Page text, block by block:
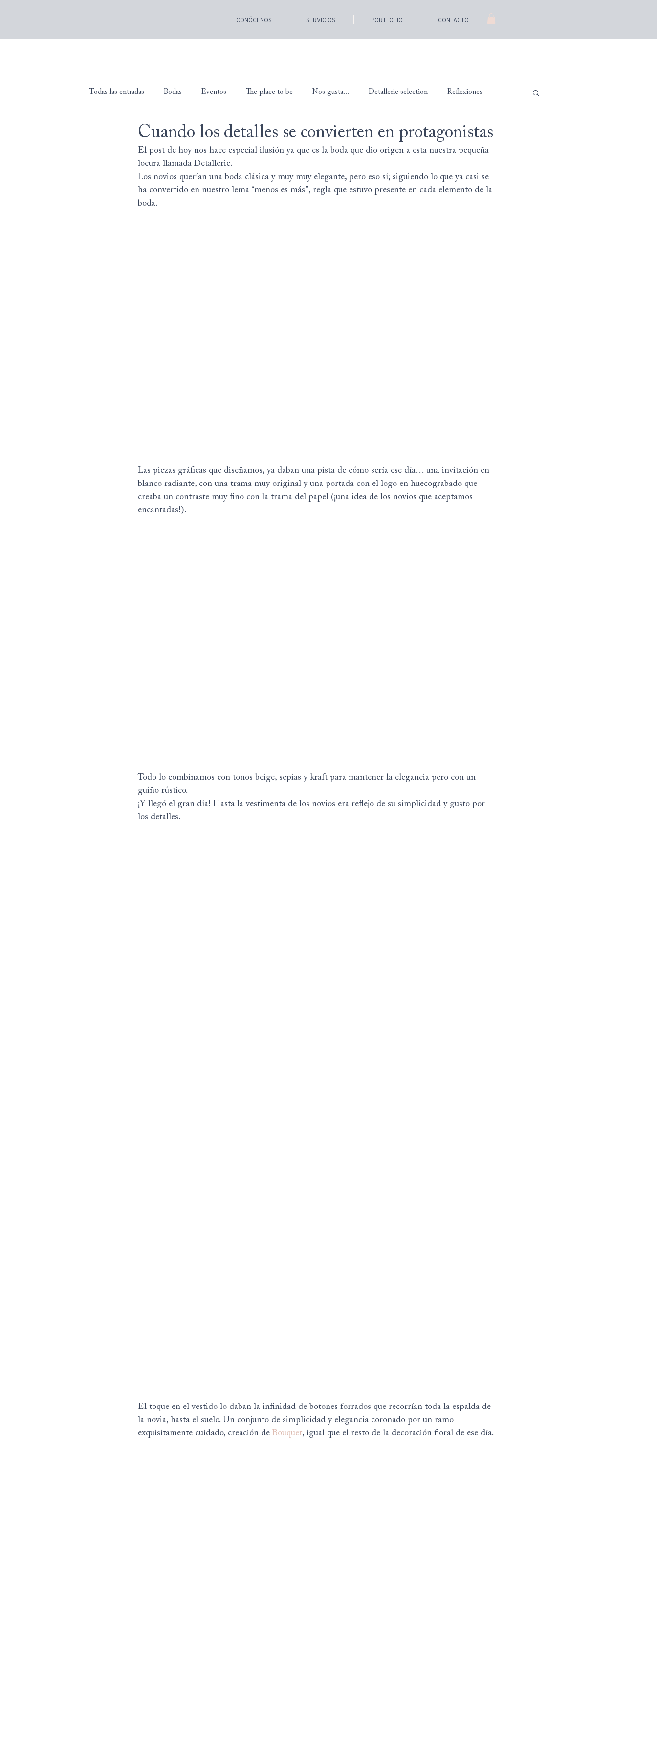
CONÓCENOS SERVICIOS PORTFOLIO CONTACTO
Todas las entradas Bodas Eventos The place to be Nos gusta... Detallerie selection Reflexiones
Cuando los detalles se convierten en protagonistas
El post de hoy nos hace especial ilusión ya que es la boda que dio origen a esta nuestra pequeña
locura llamada Detallerie.
Los novios querían una boda clásica y muy muy elegante, pero eso sí; siguiendo lo que ya casi se
ha convertido en nuestro lema “menos es más”, regla que estuvo presente en cada elemento de la
boda.
Las piezas gráficas que diseñamos, ya daban una pista de cómo sería ese día… una invitación en
blanco radiante, con una trama muy original y una portada con el logo en huecograbado que
creaba un contraste muy fino con la trama del papel (¡una idea de los novios que aceptamos
encantadas!).
Todo lo combinamos con tonos beige, sepias y kraft para mantener la elegancia pero con un
guiño rústico.
¡Y llegó el gran día! Hasta la vestimenta de los novios era reflejo de su simplicidad y gusto por
los detalles.
El toque en el vestido lo daban la infinidad de botones forrados que recorrían toda la espalda de
la novia, hasta el suelo. Un conjunto de simplicidad y elegancia coronado por un ramo
exquisitamente cuidado, creación de Bouquet, igual que el resto de la decoración floral de ese día.